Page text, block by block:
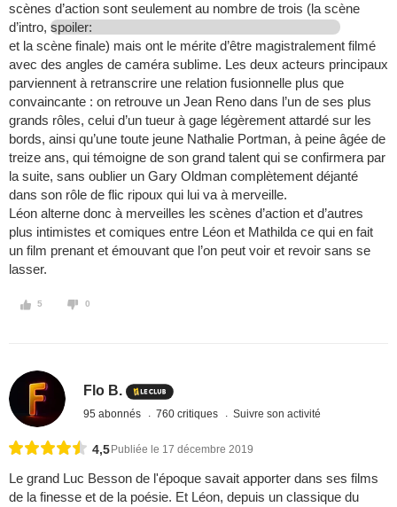
scènes d’action sont seulement au nombre de trois (la scène
d’intro, spoiler:
et la scène finale) mais ont le mérite d’être magistralement filmé
avec des angles de caméra sublime. Les deux acteurs principaux
parviennent à retranscrire une relation fusionnelle plus que
convaincante : on retrouve un Jean Reno dans l’un de ses plus
grands rôles, celui d’un tueur à gage légèrement attardé sur les
bords, ainsi qu’une toute jeune Nathalie Portman, à peine âgée de
treize ans, qui témoigne de son grand talent qui se confirmera par
la suite, sans oublier un Gary Oldman complètement déjanté
dans son rôle de flic ripoux qui lui va à merveille.
Léon alterne donc à merveilles les scènes d’action et d’autres
plus intimistes et comiques entre Léon et Mathilda ce qui en fait
un film prenant et émouvant que l’on peut voir et revoir sans se
lasser.
5 0
Flo B.
95 abonnés 760 critiques Suivre son activité
4,5 Publiée le 17 décembre 2019
Le grand Luc Besson de l'époque savait apporter dans ses films
de la finesse et de la poésie. Et Léon, depuis un classique du